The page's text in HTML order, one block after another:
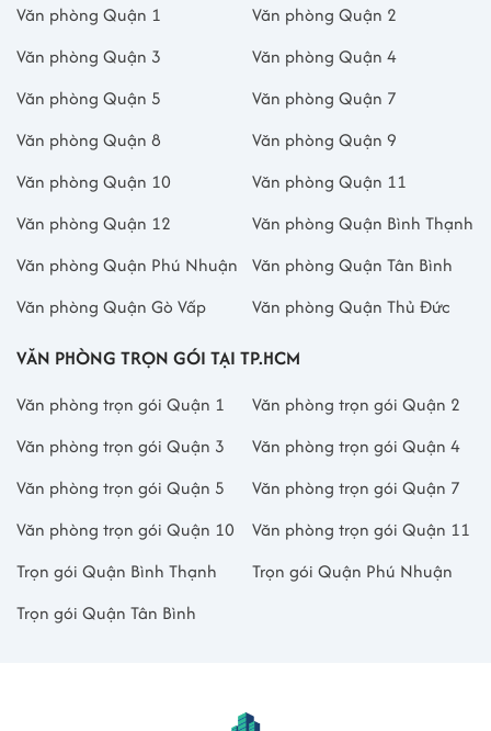
Văn phòng Quận 1
Văn phòng Quận 2
Văn phòng Quận 3
Văn phòng Quận 4
Văn phòng Quận 5
Văn phòng Quận 7
Văn phòng Quận 8
Văn phòng Quận 9
Văn phòng Quận 10
Văn phòng Quận 11
Văn phòng Quận 12
Văn phòng Quận Bình Thạnh
Văn phòng Quận Phú Nhuận
Văn phòng Quận Tân Bình
Văn phòng Quận Gò Vấp
Văn phòng Quận Thủ Đức
VĂN PHÒNG TRỌN GÓI TẠI TP.HCM
Văn phòng trọn gói Quận 1
Văn phòng trọn gói Quận 2
Văn phòng trọn gói Quận 3
Văn phòng trọn gói Quận 4
Văn phòng trọn gói Quận 5
Văn phòng trọn gói Quận 7
Văn phòng trọn gói Quận 10
Văn phòng trọn gói Quận 11
Trọn gói Quận Bình Thạnh
Trọn gói Quận Phú Nhuận
Trọn gói Quận Tân Bình